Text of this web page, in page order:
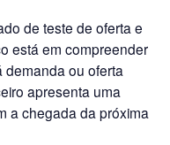
de teste de oferta e
está em compreender
demanda ou oferta
apresenta uma
a chegada da próxima